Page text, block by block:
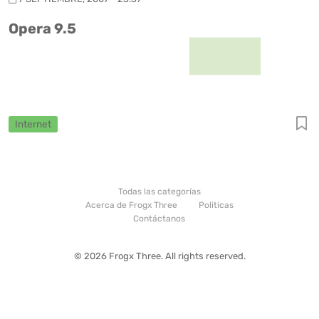
Opera 9.5
Internet
Todas las categorías
Acerca de Frogx Three
Politicas
Contáctanos
© 2026 Frogx Three. All rights reserved.